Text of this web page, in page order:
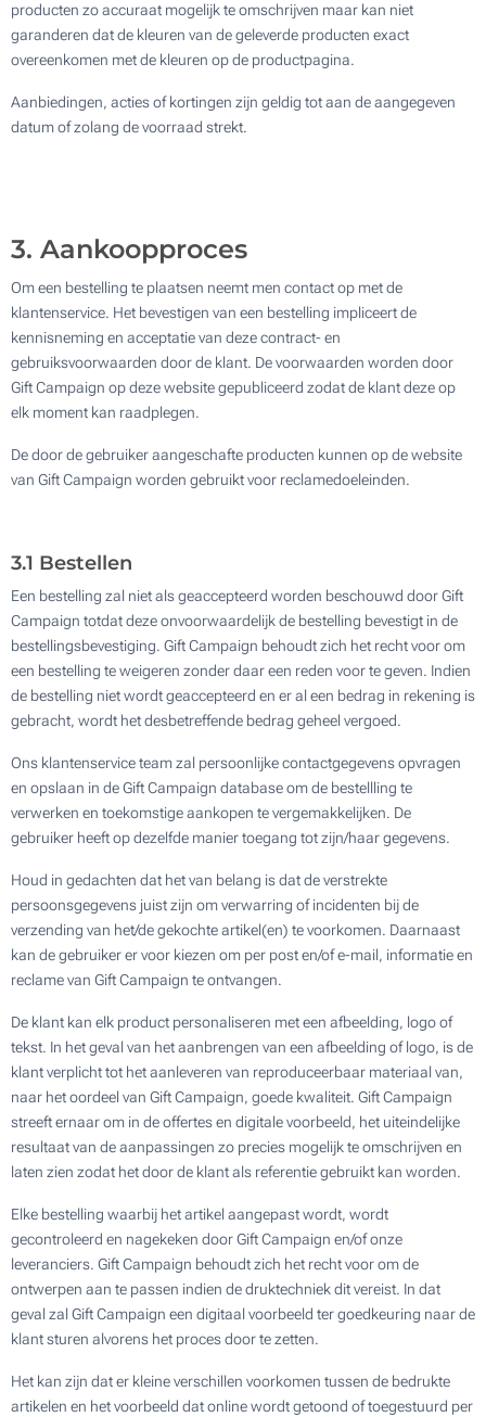
producten zo accuraat mogelijk te omschrijven maar kan niet
garanderen dat de kleuren van de geleverde producten exact
overeenkomen met de kleuren op de productpagina.
Aanbiedingen, acties of kortingen zijn geldig tot aan de aangegeven
datum of zolang de voorraad strekt.
3. Aankoopproces
Om een bestelling te plaatsen neemt men contact op met de
klantenservice. Het bevestigen van een bestelling impliceert de
kennisneming en acceptatie van deze contract- en
gebruiksvoorwaarden door de klant. De voorwaarden worden door
Gift Campaign op deze website gepubliceerd zodat de klant deze op
elk moment kan raadplegen.
De door de gebruiker aangeschafte producten kunnen op de website
van Gift Campaign worden gebruikt voor reclamedoeleinden.
3.1 Bestellen
Een bestelling zal niet als geaccepteerd worden beschouwd door Gift
Campaign totdat deze onvoorwaardelijk de bestelling bevestigt in de
bestellingsbevestiging. Gift Campaign behoudt zich het recht voor om
een bestelling te weigeren zonder daar een reden voor te geven. Indien
de bestelling niet wordt geaccepteerd en er al een bedrag in rekening is
gebracht, wordt het desbetreffende bedrag geheel vergoed.
Ons klantenservice team zal persoonlijke contactgegevens opvragen
en opslaan in de Gift Campaign database om de bestellling te
verwerken en toekomstige aankopen te vergemakkelijken. De
gebruiker heeft op dezelfde manier toegang tot zijn/haar gegevens.
Houd in gedachten dat het van belang is dat de verstrekte
persoonsgegevens juist zijn om verwarring of incidenten bij de
verzending van het/de gekochte artikel(en) te voorkomen. Daarnaast
kan de gebruiker er voor kiezen om per post en/of e-mail, informatie en
reclame van Gift Campaign te ontvangen.
De klant kan elk product personaliseren met een afbeelding, logo of
tekst. In het geval van het aanbrengen van een afbeelding of logo, is de
klant verplicht tot het aanleveren van reproduceerbaar materiaal van,
naar het oordeel van Gift Campaign, goede kwaliteit. Gift Campaign
streeft ernaar om in de offertes en digitale voorbeeld, het uiteindelijke
resultaat van de aanpassingen zo precies mogelijk te omschrijven en
laten zien zodat het door de klant als referentie gebruikt kan worden.
Elke bestelling waarbij het artikel aangepast wordt, wordt
gecontroleerd en nagekeken door Gift Campaign en/of onze
leveranciers. Gift Campaign behoudt zich het recht voor om de
ontwerpen aan te passen indien de druktechniek dit vereist. In dat
geval zal Gift Campaign een digitaal voorbeeld ter goedkeuring naar de
klant sturen alvorens het proces door te zetten.
Het kan zijn dat er kleine verschillen voorkomen tussen de bedrukte
artikelen en het voorbeeld dat online wordt getoond of toegestuurd per